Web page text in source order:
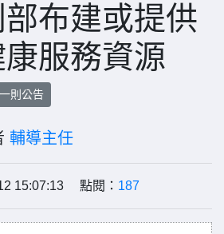
布建或提供
服務資源
則公告
輔導主任
15:07:13 點閱： 187